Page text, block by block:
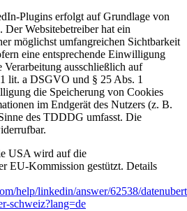
Plugins erfolgt auf Grundlage von
Websitebetreiber hat ein
möglichst umfangreichen Sichtbarkeit
eine entsprechende Einwilligung
ausschließlich auf
lit. a DSGVO und § 25 Abs. 1
die Speicherung von Cookies
im Endgerät des Nutzers (z. B.
des TDDDG umfasst. Die
USA wird auf die
EU-Kommission gestützt. Details
help/linkedin/answer/62538/
schweiz?lang=de